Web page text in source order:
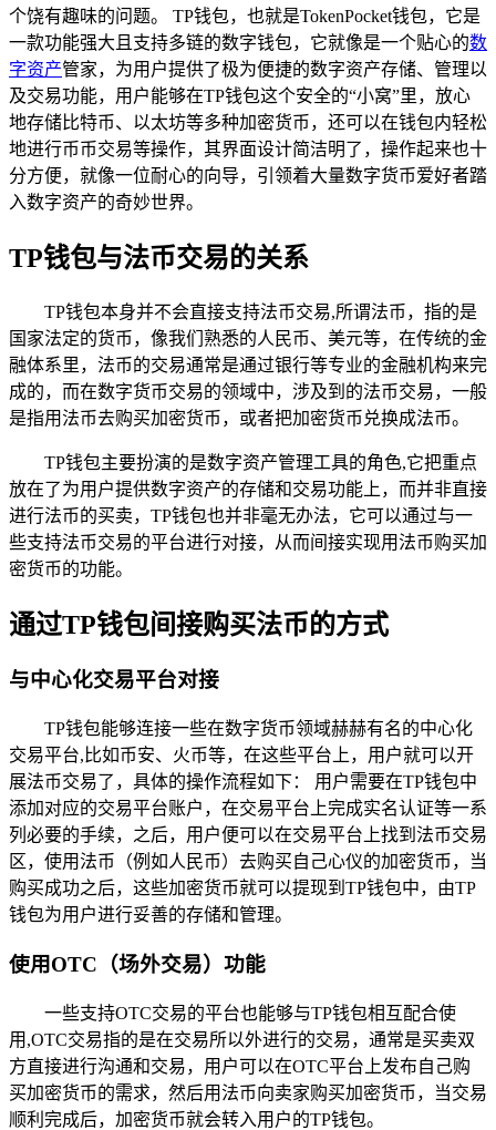
个饶有趣味的问题。 TP钱包，也就是TokenPocket钱包，它是
一款功能强大且支持多链的数字钱包，它就像是一个贴心的数
字资产管家，为用户提供了极为便捷的数字资产存储、管理以
及交易功能，用户能够在TP钱包这个安全的“小窝”里，放心
地存储比特币、以太坊等多种加密货币，还可以在钱包内轻松
地进行币币交易等操作，其界面设计简洁明了，操作起来也十
分方便，就像一位耐心的向导，引领着大量数字货币爱好者踏
入数字资产的奇妙世界。
TP钱包与法币交易的关系
TP钱包本身并不会直接支持法币交易,所谓法币，指的是
国家法定的货币，像我们熟悉的人民币、美元等，在传统的金
融体系里，法币的交易通常是通过银行等专业的金融机构来完
成的，而在数字货币交易的领域中，涉及到的法币交易，一般
是指用法币去购买加密货币，或者把加密货币兑换成法币。
TP钱包主要扮演的是数字资产管理工具的角色,它把重点
放在了为用户提供数字资产的存储和交易功能上，而并非直接
进行法币的买卖，TP钱包也并非毫无办法，它可以通过与一
些支持法币交易的平台进行对接，从而间接实现用法币购买加
密货币的功能。
通过TP钱包间接购买法币的方式
与中心化交易平台对接
TP钱包能够连接一些在数字货币领域赫赫有名的中心化
交易平台,比如币安、火币等，在这些平台上，用户就可以开
展法币交易了，具体的操作流程如下： 用户需要在TP钱包中
添加对应的交易平台账户，在交易平台上完成实名认证等一系
列必要的手续，之后，用户便可以在交易平台上找到法币交易
区，使用法币（例如人民币）去购买自己心仪的加密货币，当
购买成功之后，这些加密货币就可以提现到TP钱包中，由TP
钱包为用户进行妥善的存储和管理。
使用OTC（场外交易）功能
一些支持OTC交易的平台也能够与TP钱包相互配合使
用,OTC交易指的是在交易所以外进行的交易，通常是买卖双
方直接进行沟通和交易，用户可以在OTC平台上发布自己购
买加密货币的需求，然后用法币向卖家购买加密货币，当交易
顺利完成后，加密货币就会转入用户的TP钱包。